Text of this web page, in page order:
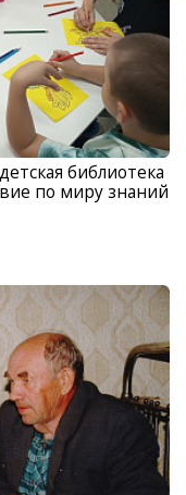
библиотека
по миру знаний